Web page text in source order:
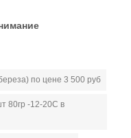
по цене 3 500 руб
80гр -12-20С в